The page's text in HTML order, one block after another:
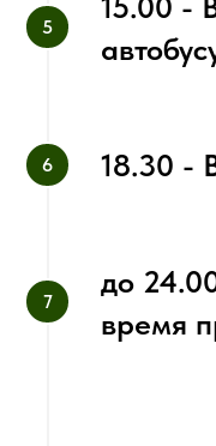
18.30 -
до
время